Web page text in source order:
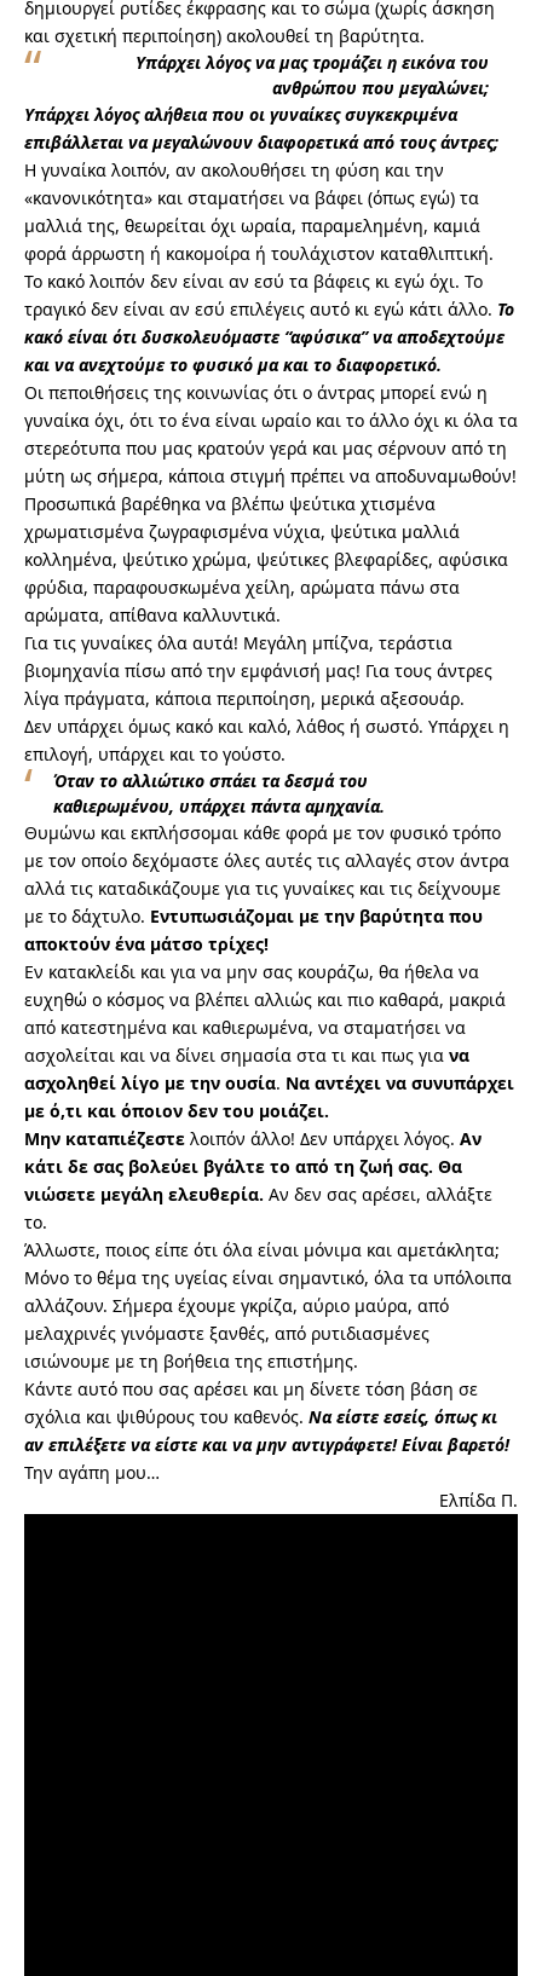
δημιουργεί ρυτίδες έκφρασης και το σώμα (χωρίς άσκηση
και σχετική περιποίηση) ακολουθεί τη βαρύτητα.
Υπάρχει λόγος να μας τρομάζει η εικόνα του
ανθρώπου που μεγαλώνει;
Υπάρχει λόγος αλήθεια που οι γυναίκες συγκεκριμένα
επιβάλλεται να μεγαλώνουν διαφορετικά από τους άντρες;
Η γυναίκα λοιπόν, αν ακολουθήσει τη φύση και την
«κανονικότητα» και σταματήσει να βάφει (όπως εγώ) τα
μαλλιά της, θεωρείται όχι ωραία, παραμελημένη, καμιά
φορά άρρωστη ή κακομοίρα ή τουλάχιστον καταθλιπτική.
Το κακό λοιπόν δεν είναι αν εσύ τα βάφεις κι εγώ όχι. Το
τραγικό δεν είναι αν εσύ επιλέγεις αυτό κι εγώ κάτι άλλο. Το
κακό είναι ότι δυσκολευόμαστε “αφύσικα” να αποδεχτούμε
και να ανεχτούμε το φυσικό μα και το διαφορετικό.
Οι πεποιθήσεις της κοινωνίας ότι ο άντρας μπορεί ενώ η
γυναίκα όχι, ότι το ένα είναι ωραίο και το άλλο όχι κι όλα τα
στερεότυπα που μας κρατούν γερά και μας σέρνουν από τη
μύτη ως σήμερα, κάποια στιγμή πρέπει να αποδυναμωθούν!
Προσωπικά βαρέθηκα να βλέπω ψεύτικα χτισμένα
χρωματισμένα ζωγραφισμένα νύχια, ψεύτικα μαλλιά
κολλημένα, ψεύτικο χρώμα, ψεύτικες βλεφαρίδες, αφύσικα
φρύδια, παραφουσκωμένα χείλη, αρώματα πάνω στα
αρώματα, απίθανα καλλυντικά.
Για τις γυναίκες όλα αυτά! Μεγάλη μπίζνα, τεράστια
βιομηχανία πίσω από την εμφάνισή μας! Για τους άντρες
λίγα πράγματα, κάποια περιποίηση, μερικά αξεσουάρ.
Δεν υπάρχει όμως κακό και καλό, λάθος ή σωστό. Υπάρχει η
επιλογή, υπάρχει και το γούστο.
Όταν το αλλιώτικο σπάει τα δεσμά του
καθιερωμένου, υπάρχει πάντα αμηχανία.
Θυμώνω και εκπλήσσομαι κάθε φορά με τον φυσικό τρόπο
με τον οποίο δεχόμαστε όλες αυτές τις αλλαγές στον άντρα
αλλά τις καταδικάζουμε για τις γυναίκες και τις δείχνουμε
με το δάχτυλο. Εντυπωσιάζομαι με την βαρύτητα που
αποκτούν ένα μάτσο τρίχες!
Εν κατακλείδι και για να μην σας κουράζω, θα ήθελα να
ευχηθώ ο κόσμος να βλέπει αλλιώς και πιο καθαρά, μακριά
από κατεστημένα και καθιερωμένα, να σταματήσει να
ασχολείται και να δίνει σημασία στα τι και πως για να
ασχοληθεί λίγο με την ουσία. Να αντέχει να συνυπάρχει
με ό,τι και όποιον δεν του μοιάζει.
Μην καταπιέζεστε λοιπόν άλλο! Δεν υπάρχει λόγος. Αν
κάτι δε σας βολεύει βγάλτε το από τη ζωή σας. Θα
νιώσετε μεγάλη ελευθερία. Αν δεν σας αρέσει, αλλάξτε
το.
Άλλωστε, ποιος είπε ότι όλα είναι μόνιμα και αμετάκλητα;
Μόνο το θέμα της υγείας είναι σημαντικό, όλα τα υπόλοιπα
αλλάζουν. Σήμερα έχουμε γκρίζα, αύριο μαύρα, από
μελαχρινές γινόμαστε ξανθές, από ρυτιδιασμένες
ισιώνουμε με τη βοήθεια της επιστήμης.
Κάντε αυτό που σας αρέσει και μη δίνετε τόση βάση σε
σχόλια και ψιθύρους του καθενός. Να είστε εσείς, όπως κι
αν επιλέξετε να είστε και να μην αντιγράφετε! Είναι βαρετό!
Την αγάπη μου…
Ελπίδα Π.